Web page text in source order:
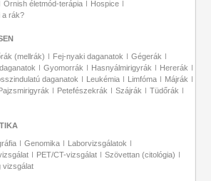
Ornish életmód-terápia
Hospice
a rák?
(mellrák) Fej-nyaki daganatok
Gégerák
Gyomorrák Hasnyálmirigyrák
Hererák
daganatok Leukémia Limfóma
Májrák
Petefészekrák Szájrák
Tüdőrák
Genomika
Laborvizsgálatok
PET/CT-vizsgálat
Szövettan (citológia)
vizsgálat